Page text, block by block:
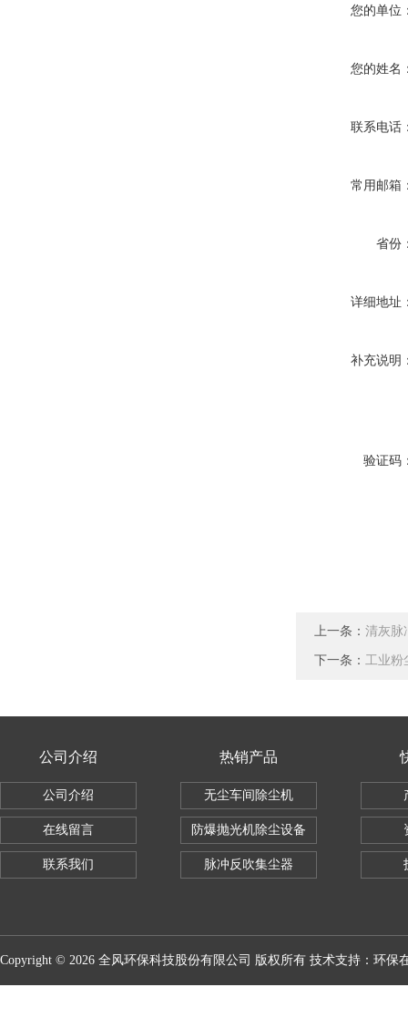
您的单位
您的姓名
联系电话
常用邮箱
省份
详细地址
补充说明
验证码
上一条： 清灰脉
下一条： 工业
公司介绍
公司介绍
在线留言
联系我们
热销产品
无尘车间除尘机
防爆抛光机除尘设备
脉冲反吹集尘器
Copyright © 2026 全风环保科技股份有限公司 版权所有 技术支持： 环保